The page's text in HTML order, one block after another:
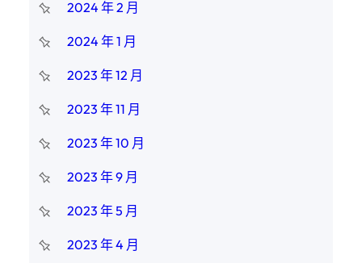
2024 年 2 月
2024 年 1 月
2023 年 12 月
2023 年 11 月
2023 年 10 月
2023 年 9 月
2023 年 5 月
2023 年 4 月